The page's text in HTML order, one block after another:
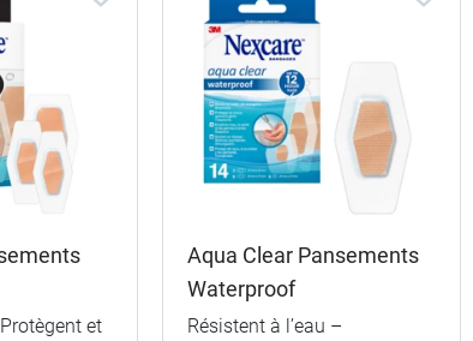
et
Aqua Clear Pansements
Waterproof
Résistent à l’eau –